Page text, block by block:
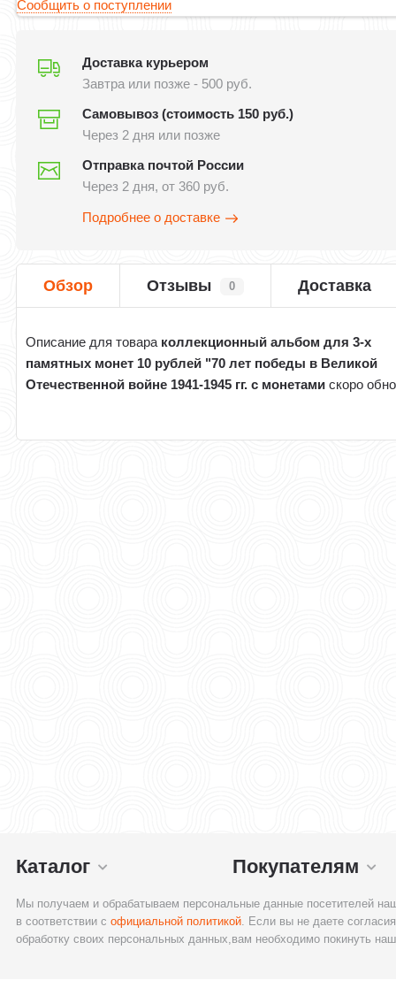
Сообщить о поступлении
Доставка курьером
Завтра или позже - 500 руб.
Самовывоз (стоимость 150 руб.)
Через 2 дня или позже
Отправка почтой России
Через 2 дня, от 360 руб.
Подробнее о доставке
Обзор Отзывы 0 Доставка
Описание для товара коллекционный альбом для 3-х
памятных монет 10 рублей "70 лет победы в Великой
Отечественной войне 1941-1945 гг. с монетами скоро
Каталог Покупателям
Мы получаем и обрабатываем персональные данные посетителей
в соответствии софициальной политикой. Если вы не даете
обработку своих персональных данных,вам необходимо покинуть